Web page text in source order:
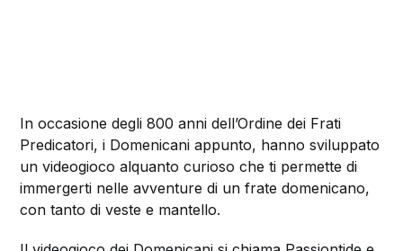
In occasione degli 800 anni dell’Ordine dei Frati
Predicatori, i Domenicani appunto, hanno sviluppato
un videogioco alquanto curioso che ti permette di
immergerti nelle avventure di un frate domenicano,
con tanto di veste e mantello.